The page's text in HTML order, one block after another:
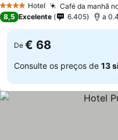
4 EstrelasHotel Café da manhã
8,5 Excelente 6.405 a
De € 68
Consulte os preços de 13